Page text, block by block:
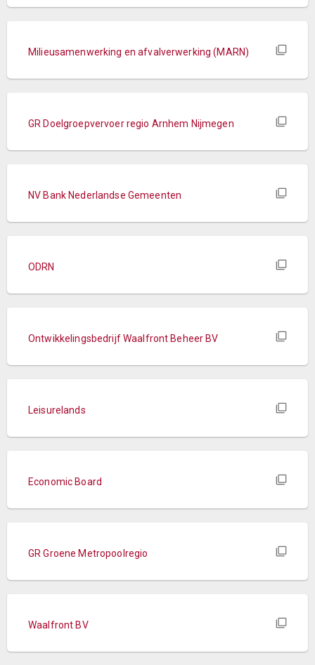
Milieusamenwerking en afvalverwerking (MARN)
GR Doelgroepvervoer regio Arnhem Nijmegen
NV Bank Nederlandse Gemeenten
ODRN
Ontwikkelingsbedrijf Waalfront Beheer BV
Leisurelands
Economic Board
GR Groene Metropoolregio
Waalfront BV